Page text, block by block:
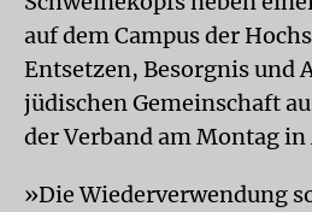
auf dem Campus der
Entsetzen, Besorgnis und
jüdischen Gemeinschaft
der Verband am Montag
»Die Wiederverwendung